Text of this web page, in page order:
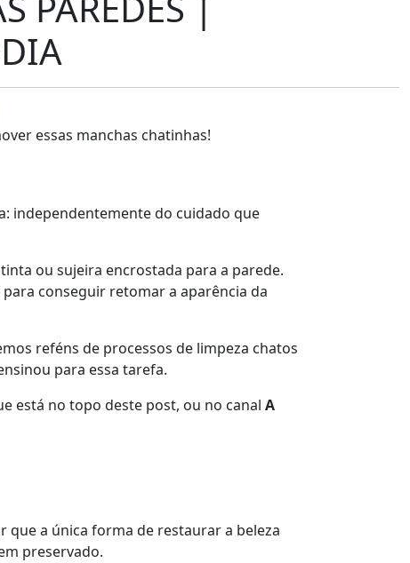
essas manchas chatinhas!
independentemente do cuidado que
ou sujeira encrostada para a parede.
conseguir retomar a aparência da
reféns de processos de limpeza chatos
para essa tarefa.
está no topo deste post, ou no canal A
que a única forma de restaurar a beleza
preservado.